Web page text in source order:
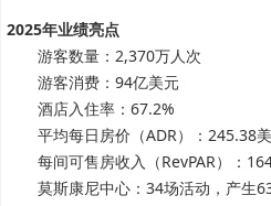
2025年业绩亮点
游客数量：2,370万人次
游客消费：94亿美元
酒店入住率：67.2%
平均每日房价（ADR）：245.38
每间可售房收入（RevPAR）：
莫斯康尼中心：34场活动，产生